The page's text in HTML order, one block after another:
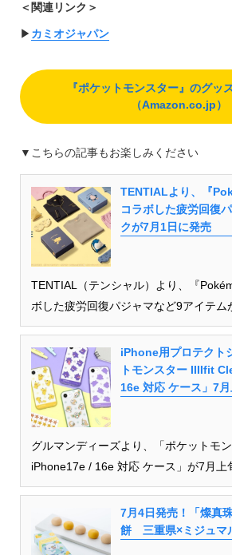
＜関連リンク＞
▶︎ カミオジャパン
『ポケットモンスター』のグッ
（Amazon.co.jp）
▼こちらの記事もお楽しみください
TENTIALより、『
コラボした疲労回復
クが7月1日に発売
TENTIAL（テンシャル）より、『
ボした疲労回復パジャマなど9アイテム
iPhone用プロテクト
トモンスター IIIIfit
16e 対応 ケース」7
グルマンディーズより、「ポケットモ
iPhone17e / 16e 対応 ケース」が7月上
7月4日発売！「燦真
餅 三重県×ミジュマ